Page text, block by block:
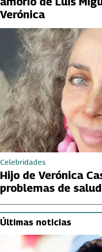
Verónica
Celebridades
Hijo de Verónica
problemas de
Últimas noticias